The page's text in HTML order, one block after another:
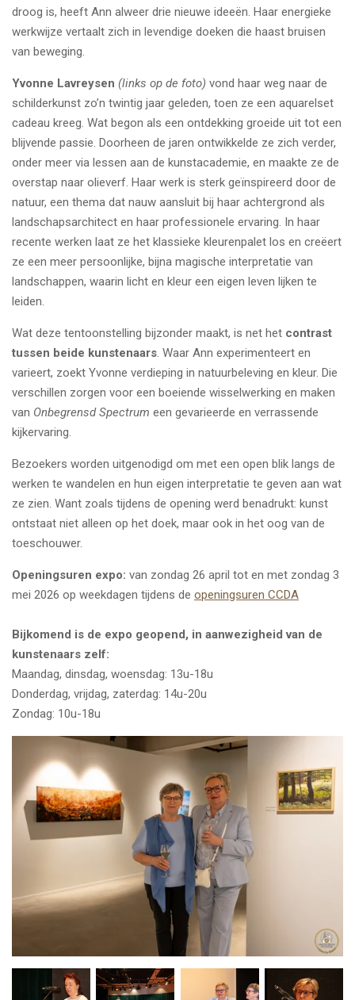
droog is, heeft Ann alweer drie nieuwe ideeën. Haar energieke
werkwijze vertaalt zich in levendige doeken die haast bruisen
van beweging.
Yvonne Lavreysen (links op de foto) vond haar weg naar de
schilderkunst zo’n twintig jaar geleden, toen ze een aquarelset
cadeau kreeg. Wat begon als een ontdekking groeide uit tot een
blijvende passie. Doorheen de jaren ontwikkelde ze zich verder,
onder meer via lessen aan de kunstacademie, en maakte ze de
overstap naar olieverf. Haar werk is sterk geïnspireerd door de
natuur, een thema dat nauw aansluit bij haar achtergrond als
landschapsarchitect en haar professionele ervaring. In haar
recente werken laat ze het klassieke kleurenpalet los en creëert
ze een meer persoonlijke, bijna magische interpretatie van
landschappen, waarin licht en kleur een eigen leven lijken te
leiden.
Wat deze tentoonstelling bijzonder maakt, is net het contrast
tussen beide kunstenaars. Waar Ann experimenteert en
varieert, zoekt Yvonne verdieping in natuurbeleving en kleur. Die
verschillen zorgen voor een boeiende wisselwerking en maken
van Onbegrensd Spectrum een gevarieerde en verrassende
kijkervaring.
Bezoekers worden uitgenodigd om met een open blik langs de
werken te wandelen en hun eigen interpretatie te geven aan wat
ze zien. Want zoals tijdens de opening werd benadrukt: kunst
ontstaat niet alleen op het doek, maar ook in het oog van de
toeschouwer.
Openingsuren expo: van zondag 26 april tot en met zondag 3
mei 2026 op weekdagen tijdens de openingsuren CCDA
Bijkomend is de expo geopend, in aanwezigheid van de
kunstenaars zelf:
Maandag, dinsdag, woensdag: 13u-18u
Donderdag, vrijdag, zaterdag: 14u-20u
Zondag: 10u-18u